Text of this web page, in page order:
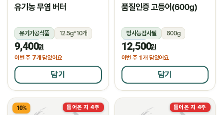
유기농 무염 버터
유기가공식품
12.5g*10개
냉장
9,400원
이번 주 7개 담았어요
담기
품질인증 고등어(600g)
방사능검사필
600g
냉동
12,500원
이번 주 1개 담았어요
담기
들어온 지 4주
10% 들어온 지 4주